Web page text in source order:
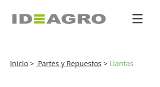
Inicio > Partes y Repuestos > Llantas